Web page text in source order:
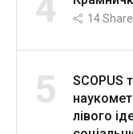
14
5
SCOPUS
лівого